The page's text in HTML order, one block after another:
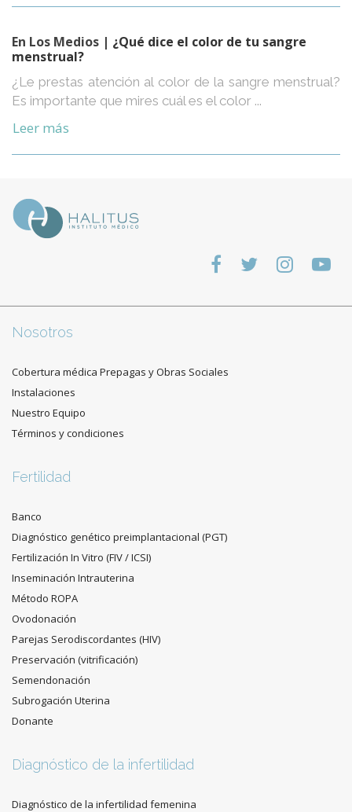
En Los Medios | ¿Qué dice el color de tu sangre
menstrual?
¿Le prestas atención al color de la sangre menstrual?
Es importante que mires cuál es el color ...
Leer más
Nosotros
Cobertura médica Prepagas y Obras Sociales
Instalaciones
Nuestro Equipo
Términos y condiciones
Fertilidad
Banco
Diagnóstico genético preimplantacional (PGT)
Fertilización In Vitro (FIV / ICSI)
Inseminación Intrauterina
Método ROPA
Ovodonación
Parejas Serodiscordantes (HIV)
Preservación (vitrificación)
Semendonación
Subrogación Uterina
Donante
Diagnóstico de la infertilidad
Diagnóstico de la infertilidad femenina